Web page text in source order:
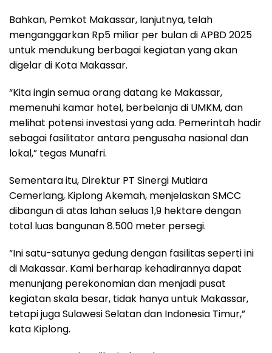
Bahkan, Pemkot Makassar, lanjutnya, telah
menganggarkan Rp5 miliar per bulan di APBD 2025
untuk mendukung berbagai kegiatan yang akan
digelar di Kota Makassar.
“Kita ingin semua orang datang ke Makassar,
memenuhi kamar hotel, berbelanja di UMKM, dan
melihat potensi investasi yang ada. Pemerintah hadir
sebagai fasilitator antara pengusaha nasional dan
lokal,” tegas Munafri.
Sementara itu, Direktur PT Sinergi Mutiara
Cemerlang, Kiplong Akemah, menjelaskan SMCC
dibangun di atas lahan seluas 1,9 hektare dengan
total luas bangunan 8.500 meter persegi.
“Ini satu-satunya gedung dengan fasilitas seperti ini
di Makassar. Kami berharap kehadirannya dapat
menunjang perekonomian dan menjadi pusat
kegiatan skala besar, tidak hanya untuk Makassar,
tetapi juga Sulawesi Selatan dan Indonesia Timur,”
kata Kiplong.